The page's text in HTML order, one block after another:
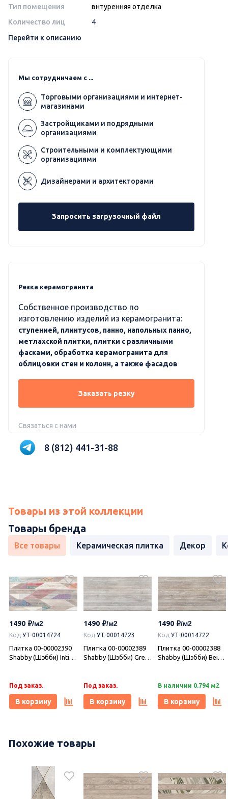
Тип помещения
внтуренняя отделка
Количество лиц
4
Перейти к описанию
Мы сотрудничаем с ...
Торговыми организациями и интернет-
магазинами
Застройщиками и подрядными
организациями
Строительными и комплектующими
организациями
Дизайнерами и архитекторами
Запросить загрузочный файл
Резка керамогранита
Собственное производство по
изготовлению изделий из керамогранита:
ступенией, плинтусов, панно, напольных панно,
метлахской плитки, плитки с различными
фасками, обработка керамогранита для
облицовки стен и колонн, а также фасадов
Заказать резку
Связаться с нами
8 (812) 441-31-88
Товары из этой коллекции
Товары бренда
Все товары Керамическая плитка Декор
1490
Код УТ-00014724
Плитка 00-00002390
Shabby (Шэбби) Inti
Под заказ.
В корзину
1490
Код УТ-00014723
Плитка 00-00002389
Shabby (Шэбби) Grey
Под заказ.
В корзину
1490
Код УТ-00014722
Плитка 00-00002388
Shabby (Шэбби) Beige
В наличии 0.794 м2
В корзину
УТ-00020824
Плитка 00-00110421
Код УТ-00020823
Плитка 00-00110186
Код УТ-00021755
Плитка 00-00110184
Похожие товары